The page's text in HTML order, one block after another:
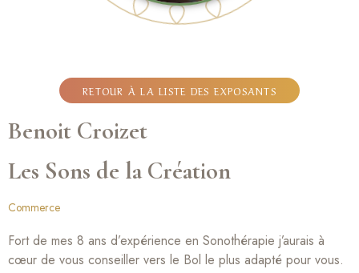
RETOUR À LA LISTE DES EXPOSANTS
Benoit Croizet
Les Sons de la Création
Commerce
Fort de mes 8 ans d’expérience en Sonothérapie j’aurais à
cœur de vous conseiller vers le Bol le plus adapté pour vous.